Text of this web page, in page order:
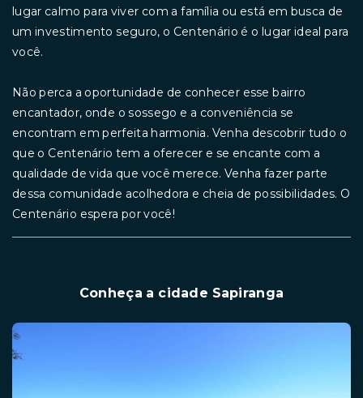
lugar calmo para viver com a família ou está em busca de
um investimento seguro, o Centenário é o lugar ideal para
você.
Não perca a oportunidade de conhecer esse bairro
encantador, onde o sossego e a conveniência se
encontram em perfeita harmonia. Venha descobrir tudo o
que o Centenário tem a oferecer e se encante com a
qualidade de vida que você merece. Venha fazer parte
dessa comunidade acolhedora e cheia de possibilidades. O
Centenário espera por você!
Conheça a cidade Sapiranga